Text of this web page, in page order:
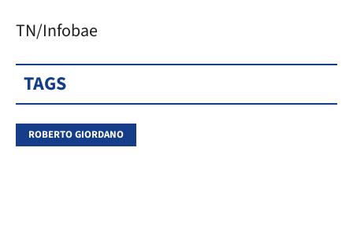
TN/Infobae
TAGS
ROBERTO GIORDANO